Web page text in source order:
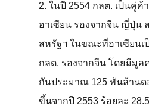
2. ในปี 2554 กลต. เป็นคู่ค้
อาเซียน รองจากจีน ญี่ปุ่น
สหรัฐฯ ในขณะที่อาเซียน
กลต. รองจากจีน โดยมีมูล
กันประมาณ 125 พันล้านด
ขึ้นจากปี 2553 ร้อยละ